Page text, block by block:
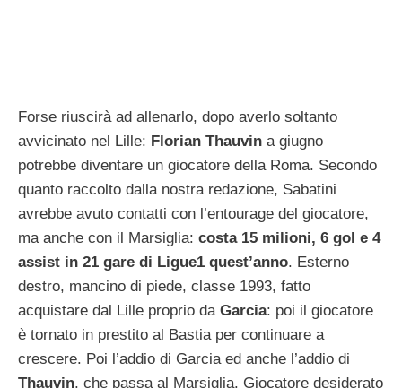
Forse riuscirà ad allenarlo, dopo averlo soltanto
avvicinato nel Lille: Florian Thauvin a giugno
potrebbe diventare un giocatore della Roma. Secondo
quanto raccolto dalla nostra redazione, Sabatini
avrebbe avuto contatti con l’entourage del giocatore,
ma anche con il Marsiglia: costa 15 milioni, 6 gol e 4
assist in 21 gare di Ligue1 quest’anno. Esterno
destro, mancino di piede, classe 1993, fatto
acquistare dal Lille proprio da Garcia: poi il giocatore
è tornato in prestito al Bastia per continuare a
crescere. Poi l’addio di Garcia ed anche l’addio di
Thauvin, che passa al Marsiglia. Giocatore desiderato